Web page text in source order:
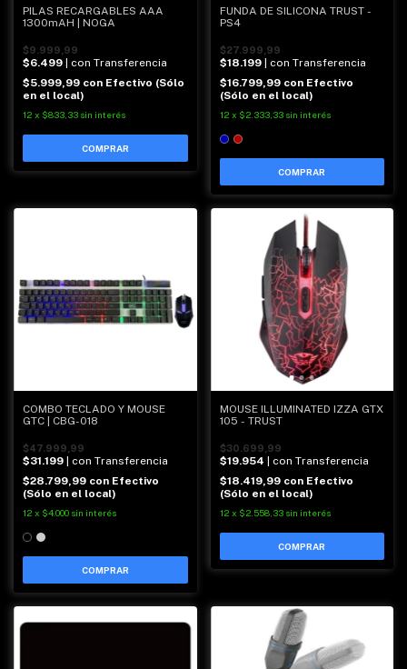
PILAS RECARGABLES AAA
1300mAH | NOGA
$9.999,99
$6.499 | con Transferencia
$5.999,99 con Efectivo (Sólo
en el local)
12 x $833,33 sin interés
FUNDA DE SILICONA TRUST -
PS4
$27.999,99
$18.199 | con Transferencia
$16.799,99 con Efectivo
(Sólo en el local)
12 x $2.333,33 sin interés
COMPRAR
COMBO TECLADO Y MOUSE
GTC | CBG-018
$47.999,99
$31.199
| con Transferencia
$28.799,99 con Efectivo
(Sólo en el local)
12 x $4.000 sin interés
COMPRAR
MOUSE ILLUMINATED IZZA GTX
105 - TRUST
$30.699,99
$19.954
| con Transferencia
$18.419,99 con Efectivo
(Sólo en el local)
12 x $2.558,33 sin interés